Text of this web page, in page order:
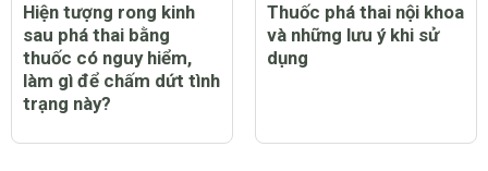
Hiện tượng rong kinh
sau phá thai bằng
thuốc có nguy hiểm,
làm gì để chấm dứt tình
trạng này?
Thuốc phá thai nội khoa
và những lưu ý khi sử
dụng